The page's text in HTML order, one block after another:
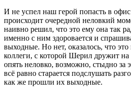
И не успел наш герой попасть в
происходит очередной неловкий
наивно решил, что это ему она так
именно с ним здоровается и
выходные. Но нет, оказалось, что
коллеги, с которой Шерил дружит
опять неловко, возможно, стыдно за
всё равно старается подслушать
как же прошли их выходные.